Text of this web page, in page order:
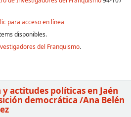
para acceso en línea
disponibles.
del Franquismo.
actitudes políticas en Jaén
democrática /Ana Belén